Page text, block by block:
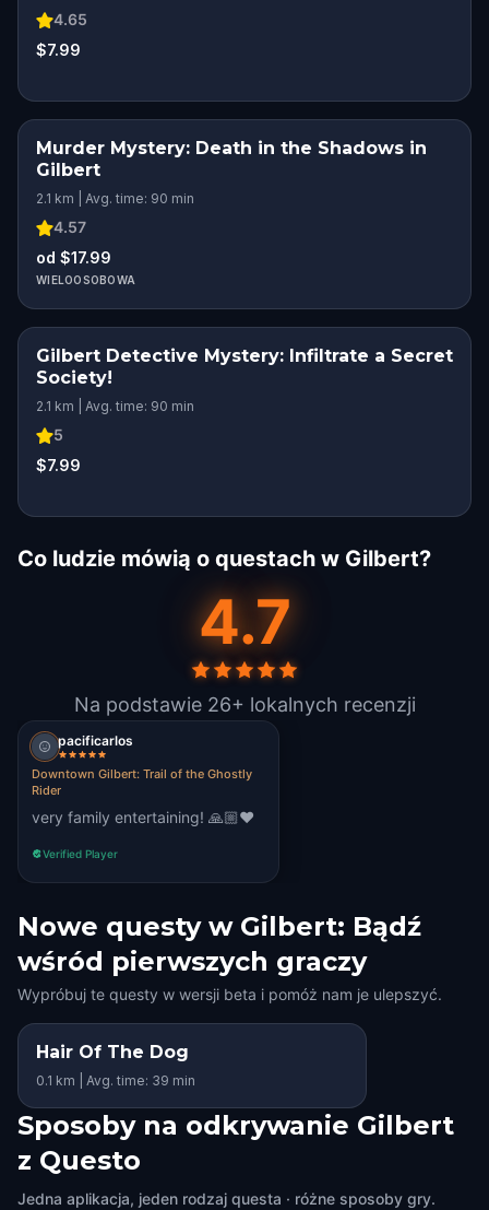
4.65
$7.99
Murder Mystery: Death in the Shadows in
Gilbert
2.1 km | Avg. time: 90 min
4.57
od $17.99
WIELOOSOBOWA
Gilbert Detective Mystery: Infiltrate a Secret
Society!
2.1 km | Avg. time: 90 min
5
$7.99
Co ludzie mówią o questach w Gilbert?
4.7
Na podstawie 26+ lokalnych recenzji
pacificarlos
Downtown Gilbert: Trail of the Ghostly
Rider
very family entertaining! 🙏🏼❤️
Verified Player
Nowe questy w Gilbert: Bądź
wśród pierwszych graczy
Wypróbuj te questy w wersji beta i pomóż nam je ulepszyć.
Hair Of The Dog
0.1 km | Avg. time: 39 min
Sposoby na odkrywanie Gilbert
z Questo
Jedna aplikacja, jeden rodzaj questa · różne sposoby gry.